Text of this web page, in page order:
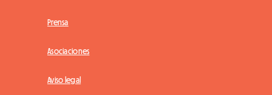
Prensa
Asociaciones
Aviso legal